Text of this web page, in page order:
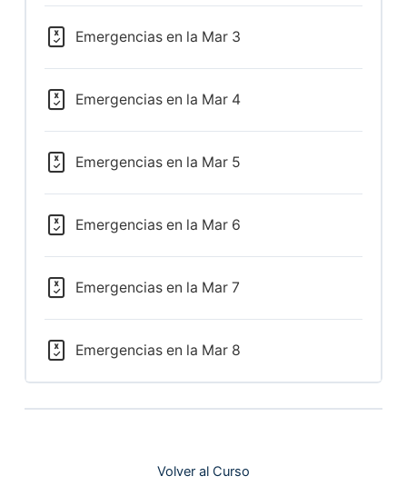
Emergencias en la Mar 3
Emergencias en la Mar 4
Emergencias en la Mar 5
Emergencias en la Mar 6
Emergencias en la Mar 7
Emergencias en la Mar 8
Volver al Curso